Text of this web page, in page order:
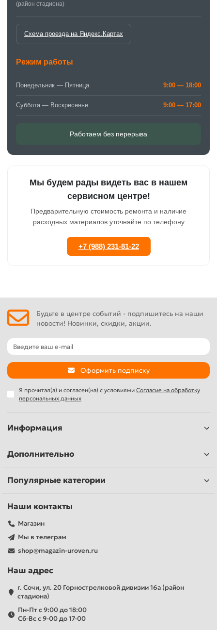
(район стадиона)
Схема проезда на Яндекс.Картах
Режим работы
Понедельник — Пятница 9:00 — 18:00
Суббота — Воскресенье 9:00 — 17:00
Работаем без перерыва
Мы будем рады видеть вас в нашем
сервисном центре!
Предварительную стоимость ремонта и наличие
расходных материалов уточняйте по телефону
+7 (988) 231-81-22
Будьте в центре событий - подпишитесь на наши
новости! Новинки, скидки, акции.
Оформить подписку
Я прочитал(а) и согласен(на) с условиями Согласие на обработку
персональных данных
Информация
Дополнительно
Популярные категории
Наши контакты
Магазин
Мы в телеграм
shop@magazin-uroven.ru
Наш адрес
г. Сочи, ул. 20 Горнострелковой дивизии 16а (район
стадиона)
Пн-Пт с 9:00 до 18:00
Сб-Вс с 9-00 до 17-00